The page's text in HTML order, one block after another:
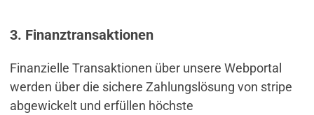
3. Finanztransaktionen
Finanzielle Transaktionen über unsere Webportal
werden über die sichere Zahlungslösung von stripe
abgewickelt und erfüllen höchste